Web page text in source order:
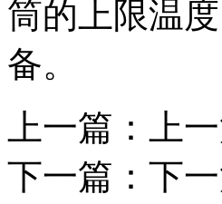
筒的上限温
备。
上一篇：上一
下一篇：下一